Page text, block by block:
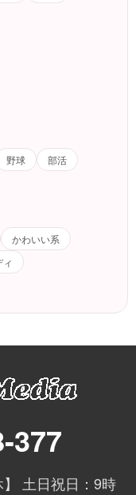
野球
部活
かわいい系
ィ
377
土日祝日：9時